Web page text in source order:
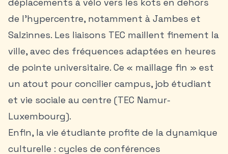
de l’hypercentre, notamment à Jambes et
Salzinnes. Les liaisons TEC maillent finement la
ville, avec des fréquences adaptées en heures
de pointe universitaire. Ce « maillage fin » est
un atout pour concilier campus, job étudiant
et vie sociale au centre (TEC Namur-
Luxembourg).
Enfin, la vie étudiante profite de la dynamique
culturelle : cycles de conférences